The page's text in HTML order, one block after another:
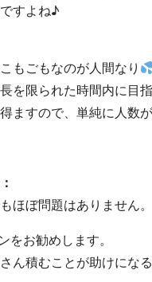
すよね♪
もごもなのが人間なり
を限られた時間内に目
ますので、単純に人数
ほぼ問題はありません
お勧めします。
ん積むことが助けになる